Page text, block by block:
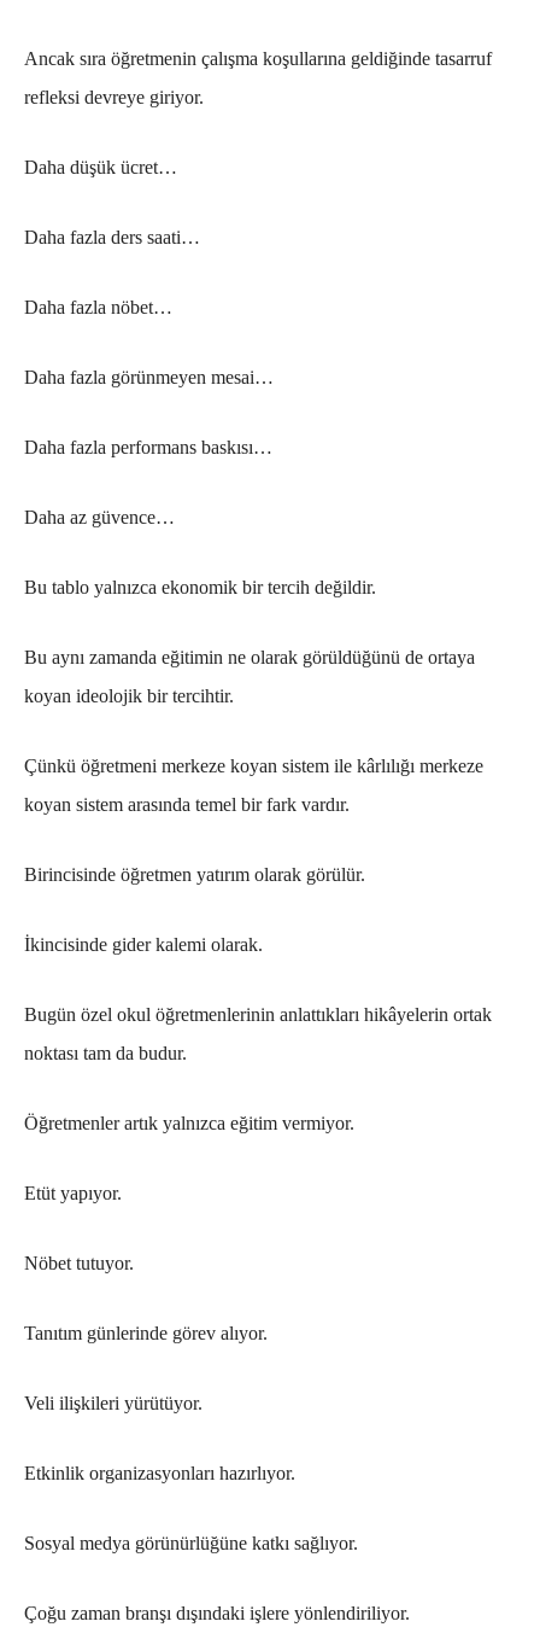
Ancak sıra öğretmenin çalışma koşullarına geldiğinde tasarruf
refleksi devreye giriyor.
Daha düşük ücret…
Daha fazla ders saati…
Daha fazla nöbet…
Daha fazla görünmeyen mesai…
Daha fazla performans baskısı…
Daha az güvence…
Bu tablo yalnızca ekonomik bir tercih değildir.
Bu aynı zamanda eğitimin ne olarak görüldüğünü de ortaya
koyan ideolojik bir tercihtir.
Çünkü öğretmeni merkeze koyan sistem ile kârlılığı merkeze
koyan sistem arasında temel bir fark vardır.
Birincisinde öğretmen yatırım olarak görülür.
İkincisinde gider kalemi olarak.
Bugün özel okul öğretmenlerinin anlattıkları hikâyelerin ortak
noktası tam da budur.
Öğretmenler artık yalnızca eğitim vermiyor.
Etüt yapıyor.
Nöbet tutuyor.
Tanıtım günlerinde görev alıyor.
Veli ilişkileri yürütüyor.
Etkinlik organizasyonları hazırlıyor.
Sosyal medya görünürlüğüne katkı sağlıyor.
Çoğu zaman branşı dışındaki işlere yönlendiriliyor.